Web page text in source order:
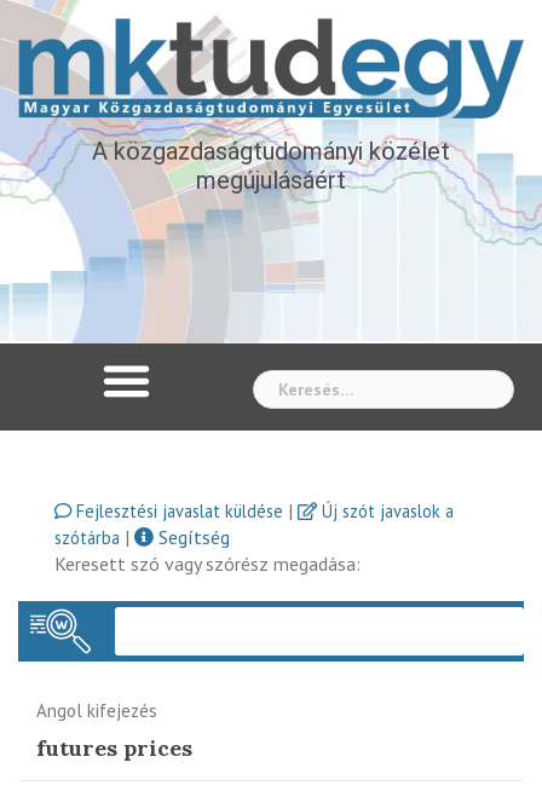
A közgazdaságtudományi közélet
megújulásáért
Fejlesztési javaslat küldése |
Új szót javaslok a
szótárba |
Segítség
Keresett szó vagy szórész megadása:
Angol kifejezés
futures prices